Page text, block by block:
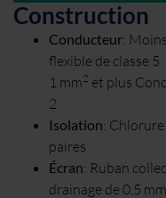
Construction
Conducteur:
flexible de classe 5
1 mm2 et plus
2
Isolation: Chlorure
paires
Écran: Ruban
drainage de 0,5 mm